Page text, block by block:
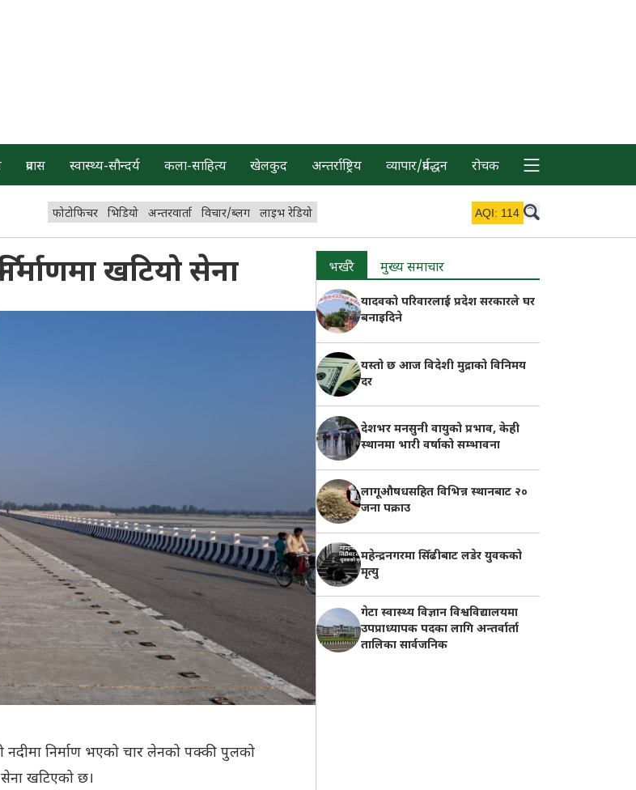
प्रवास स्वास्थ्य-सौन्दर्य कला-साहित्य खेलकुद अन्तर्राष्ट्रिय व्यापार/प्रर्वद्धन रोचक
फोटोफिचर भिडियो अन्तरवार्ता विचार/ब्लग लाइभ रेडियो AQI: 114
खटियो सेना
निर्माण भएको चार लेनको पक्की पुलको
सेना खटिएको छ।
भर्खरै मुख्य समाचार
यादवको परिवारलाई प्रदेश सरकारले घर
बनाइदिने
यस्तो छ आज विदेशी मुद्राको विनिमय
दर
देशभर मनसुनी वायुको प्रभाव, केही
स्थानमा भारी वर्षाको सम्भावना
लागूऔषधसहित विभिन्न स्थानबाट २०
जना पक्राउ
महेन्द्रनगरमा सिँढीबाट लडेर युवकको
मृत्यु
गेटा स्वास्थ्य विज्ञान विश्वविद्यालयमा
उपप्राध्यापक पदका लागि अन्तर्वार्ता
तालिका सार्वजनिक